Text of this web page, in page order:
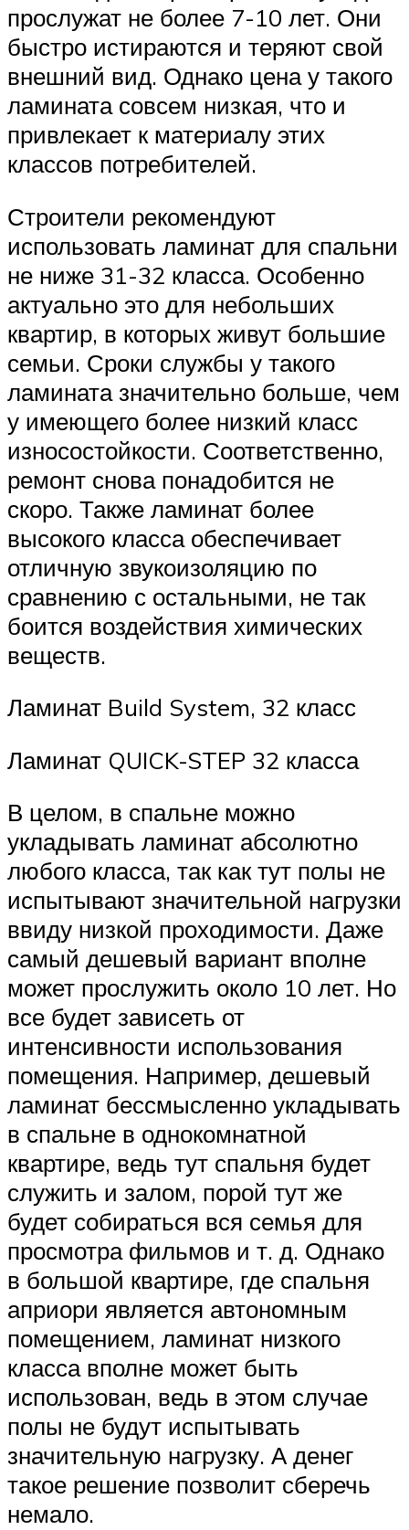
прослужат не более 7-10 лет. Они
быстро истираются и теряют свой
внешний вид. Однако цена у такого
ламината совсем низкая, что и
привлекает к материалу этих
классов потребителей.
Строители рекомендуют
использовать ламинат для спальни
не ниже 31-32 класса. Особенно
актуально это для небольших
квартир, в которых живут большие
семьи. Сроки службы у такого
ламината значительно больше, чем
у имеющего более низкий класс
износостойкости. Соответственно,
ремонт снова понадобится не
скоро. Также ламинат более
высокого класса обеспечивает
отличную звукоизоляцию по
сравнению с остальными, не так
боится воздействия химических
веществ.
Ламинат Build System, 32 класс
Ламинат QUICK-STEP 32 класса
В целом, в спальне можно
укладывать ламинат абсолютно
любого класса, так как тут полы не
испытывают значительной нагрузки
ввиду низкой проходимости. Даже
самый дешевый вариант вполне
может прослужить около 10 лет. Но
все будет зависеть от
интенсивности использования
помещения. Например, дешевый
ламинат бессмысленно укладывать
в спальне в однокомнатной
квартире, ведь тут спальня будет
служить и залом, порой тут же
будет собираться вся семья для
просмотра фильмов и т. д. Однако
в большой квартире, где спальня
априори является автономным
помещением, ламинат низкого
класса вполне может быть
использован, ведь в этом случае
полы не будут испытывать
значительную нагрузку. А денег
такое решение позволит сберечь
немало.